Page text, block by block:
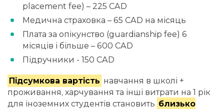
placement fee) – 225 CAD
Медична страховка – 65 CAD на місяць
Плата за опікунство (guardianship fee) 6
місяців і більше – 600 CAD
Підручники - 150 CAD
Підсумкова вартість навчання в школі +
проживання, харчування та інші витрати на 1 рік
для іноземних студентів становить близько